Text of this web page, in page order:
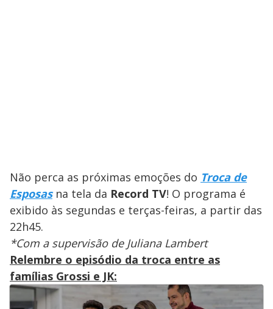
Não perca as próximas emoções do Troca de
Esposasna tela da Record TV! O programa é
exibido às segundas e terças-feiras, a partir das
22h45.
*Com a supervisão de Juliana Lambert
Relembre o episódio da troca entre as
famílias Grossi e JK: